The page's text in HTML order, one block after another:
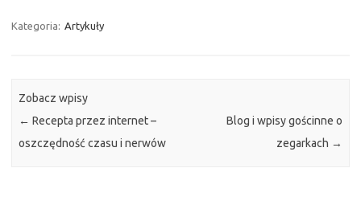
Kategoria: Artykuły
Zobacz wpisy
← Recepta przez internet –
oszczędność czasu i nerwów
Blog i wpisy gościnne o
zegarkach →